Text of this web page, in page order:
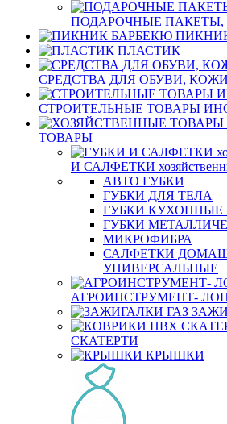
ПОДАРОЧНЫЕ ПАКЕТЫ,
ПЛАСТИК
СРЕДСТВА ДЛЯ ОБУВИ,
СТРОИТЕЛЬНЫЕ ТОВАРЫ
ТОВАРЫ
И САЛФЕТКИ
АВТО ГУБКИ
ГУБКИ ДЛЯ ТЕЛА
ГУБКИ КУХОННЫЕ
ГУБКИ
МИКРОФИБРА
САЛФЕТКИ
УНИВЕРСАЛЬНЫЕ
АГРОИНСТРУМЕНТ-
СКАТЕРТИ
КРЫШКИ